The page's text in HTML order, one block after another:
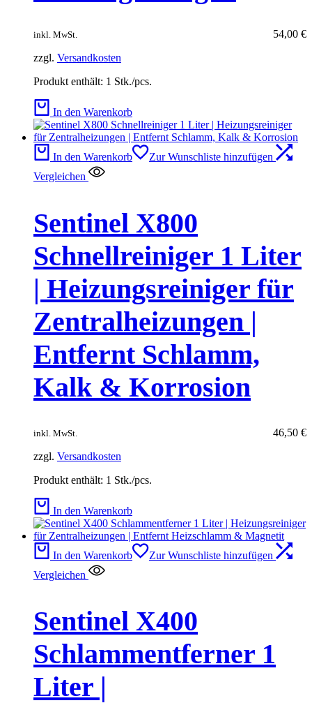
54,00 €
inkl. MwSt.
zzgl. Versandkosten
Produkt enthält: 1 Stk./pcs.
In den Warenkorb
In den Warenkorb
Zur Wunschliste hinzufügen
Vergleichen
Sentinel X800
Schnellreiniger 1 Liter
| Heizungsreiniger für
Zentralheizungen |
Entfernt Schlamm,
Kalk & Korrosion
46,50 €
inkl. MwSt.
zzgl. Versandkosten
Produkt enthält: 1 Stk./pcs.
In den Warenkorb
In den Warenkorb
Zur Wunschliste hinzufügen
Vergleichen
Sentinel X400
Schlammentferner 1
Liter |